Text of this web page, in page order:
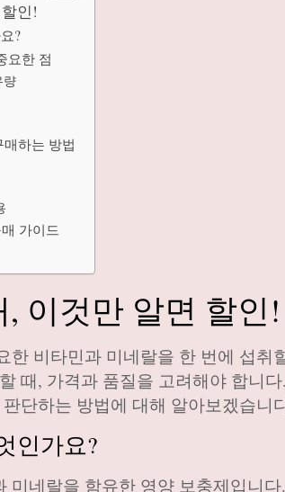
인!
?
요한 점
량
하는 방법
가이드
이것만 알면 할인!
한 비타민과 미네랄을 한 번에 섭취
때, 가격과 품질을 고려해야 합니
단하는 방법에 대해 알아보겠습니
인가요?
미네랄을 함유한 영양 보충제입니